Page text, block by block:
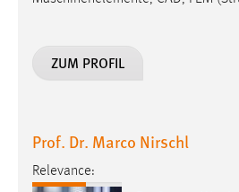
Prof. Dr. Marco Nirschl
Dekan Weiden